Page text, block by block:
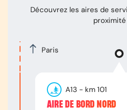
Découvrez les aires de
proximité
Paris
A13 - km 101
AIRE DE BORD NORD